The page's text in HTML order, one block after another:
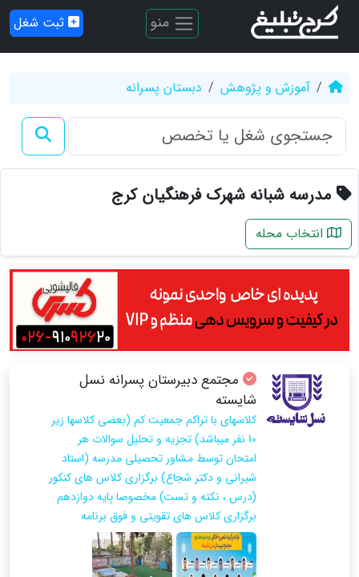
منو ثبت شغل
آموزش و پژوهش دبستان پسرانه
مدرسه شبانه شهرک فرهنگیان کرج
انتخاب محله
مجتمع دبیرستان پسرانه نسل
شایسته
کلاسهای با تراکم جمعیت کم (بعضی کلاسها زیر
10 نفر میباشد) تجزیه و تحلیل سوالات هر
امتحان توسط مشاور تحصیلی مدرسه (استاد
شیرانی و دکتر شجاع) برگزاری کلاس های کنکور
(درس ، نکته و تست) مخصوصا پایه دوازدهم
برگزاری کلاس های تقویتی و فوق برنامه